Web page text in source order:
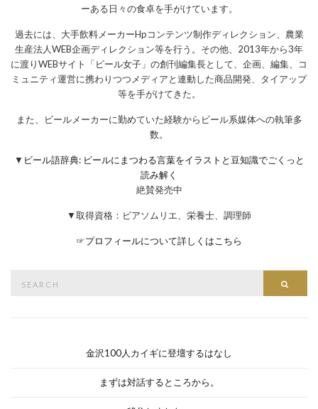
ーある日々の食卓を手がけています。
過去には、大手飲料メーカーHpコンテンツ制作ディレクション、農業
生産法人WEB企画ディレクション等を行う。その他、2013年から3年
に渡りWEBサイト「ビール女子」の創刊編集長として、企画、編集、コ
ミュニティ運営に携わりつつメディアと連動した商品開発、タイアップ
等を手がけてきた。
また、ビールメーカーに勤めていた経験からビール系媒体への執筆多
数。
▼ ビール語辞典: ビールにまつわる言葉をイラストと豆知識でごくっと
読み解く
絶賛発売中
▼取得資格：ビアソムリエ、栄養士、調理師
☞プロフィールについて詳しくはこちら
金沢100人カイギに登壇するはなし
まずは対話するところから。